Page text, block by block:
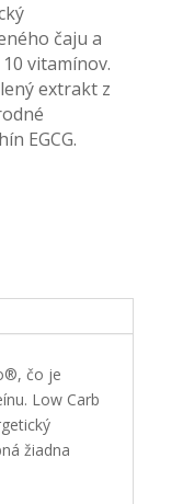
čaju a
vitamínov.
extrakt z
EGCG.
čo je
Low Carb
žiadna